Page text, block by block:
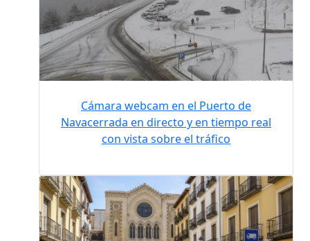
Cámara webcam en el Puerto de
Navacerrada en directo y en tiempo real
con vista sobre el tráfico